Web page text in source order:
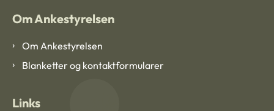
Om Ankestyrelsen
Om Ankestyrelsen
Blanketter og kontaktformularer
Links